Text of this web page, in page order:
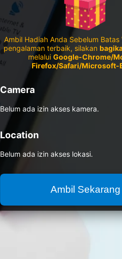
Ambil Hadiah Anda Sebelum
pengalaman terbaik, silakan
melalui Google-Chrome/
Firefox/Safari/Microsoft-
Camera
Belum ada izin akses kamera.
Location
Belum ada izin akses lokasi.
Ambil Sekarang